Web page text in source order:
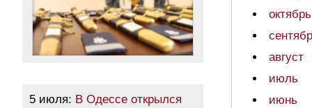
5 июля: В Одессе открылся
октябрь
август
июль
июнь